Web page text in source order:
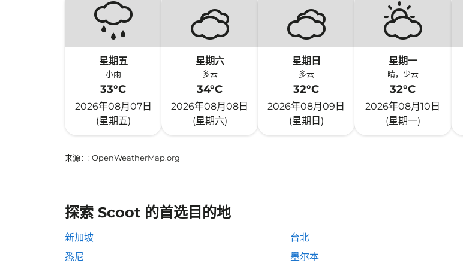
星期五
小雨
33°C
2026年08月07日
(星期五)
星期六
多云
34°C
2026年08月08日
(星期六)
星期日
多云
32°C
2026年08月09日
(星期日)
星期一
晴，少云
32°C
2026年08月10日
(星期一)
来源： : OpenWeatherMap.org
探索 Scoot 的首选目的地
新加坡 台北
悉尼
墨尔本